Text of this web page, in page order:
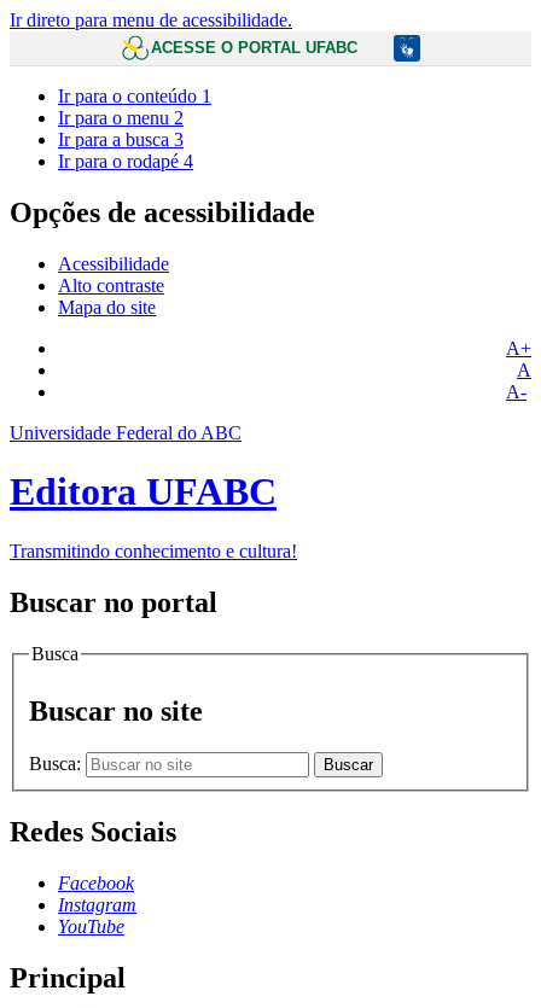
Ir direto para menu de acessibilidade.
ACESSE O PORTAL UFABC
Ir para o conteúdo 1
Ir para o menu 2
Ir para a busca 3
Ir para o rodapé 4
Opções de acessibilidade
Acessibilidade
Alto contraste
Mapa do site
A+
A
A-
Universidade Federal do ABC
Editora UFABC
Transmitindo conhecimento e cultura!
Buscar no portal
Busca
Buscar no site
Busca: Buscar
Redes Sociais
Facebook
Instagram
YouTube
Principal